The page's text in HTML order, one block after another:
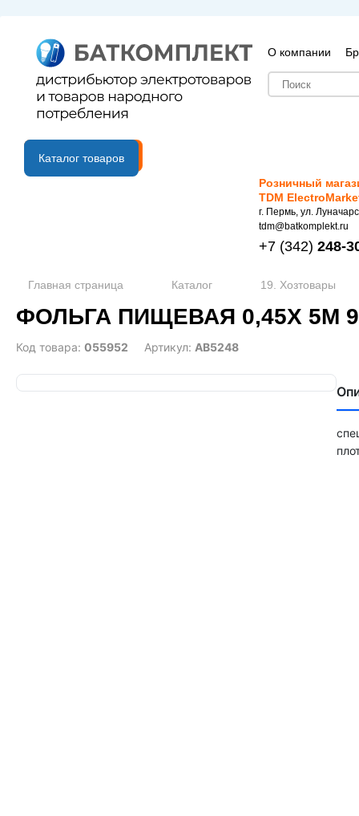
О компании
B2B портал
Каталог товаров
Розничный
TDM
г. Пермь, ул.
tdm@batkomplekt.ru
+7 (342) 248-
Главная страница Каталог 19. Хозтовары
ФОЛЬГА ПИЩЕВАЯ 0,45Х 5М
Код товара: 055952 Артикул: АВ5248